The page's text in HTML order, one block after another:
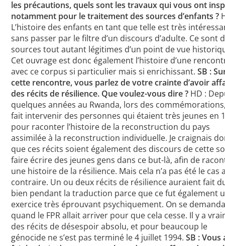
les précautions, quels sont les travaux qui vous ont
notamment pour le traitement des sources d’enfants ?
L’histoire des enfants en tant que telle est très
sans passer par le filtre d’un discours d’adulte. Ce sont
sources tout autant légitimes d’un point de vue
Cet ouvrage est donc également l’histoire d’une
avec ce corpus si particulier mais si enrichissant.SB :
cette rencontre, vous parlez de votre crainte d’avoir
des récits de résilience. Que voulez-vous dire ? HD :
quelques années au Rwanda, lors des
fait intervenir des personnes qui étaient très jeunes en
pour raconter l’histoire de la reconstruction du pays
assimilée à la reconstruction individuelle. Je craignais
que ces récits soient également des discours de cette
faire écrire des jeunes gens dans ce but-là, afin de
une histoire de la résilience. Mais cela n’a pas été le cas
contraire. Un ou deux récits de résilience auraient fait
bien pendant la traduction parce que ce fut également
exercice très éprouvant psychiquement. On se
quand le FPR allait arriver pour que cela cesse. Il y a
des récits de désespoir absolu, et pour beaucoup le
génocide ne s’est pas terminé le 4 juillet 1994.SB : Vous